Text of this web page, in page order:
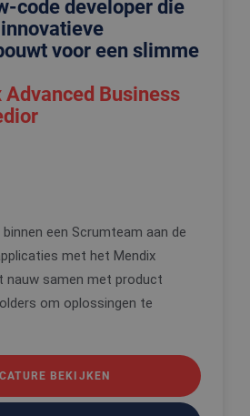
code developer die
voor een slimme
Advanced Business
een Scrumteam aan de
met het Mendix
nauw samen met product
om oplossingen te
BEKIJKEN